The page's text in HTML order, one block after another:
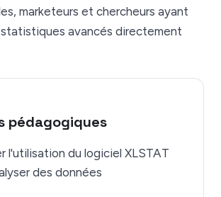
marketeurs et chercheurs ayant
statistiques avancés directement
pédagogiques
l'utilisation du logiciel XLSTAT
des données